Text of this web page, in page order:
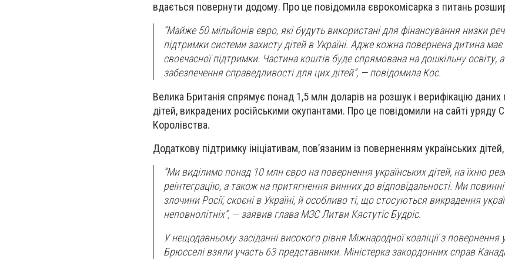
вдається повернути додому. Про це повідомила єврокомісарка з питань
“Майже 50 мільйонів євро, які будуть використані для фінансування низки
підтримки системи захисту дітей в Україні. Адже кожна повернена дитина
своєчасної підтримки. Частина коштів буде спрямована на дошкільну освіту,
забезпечення справедливості для цих дітей”, — повідомила Кос.
Велика Британія спрямує понад 1,5 млн доларів на розшук і верифікацію даних
дітей, викрадених російськими окупантами. Про це повідомили на сайті уряду
Королівства.
Додаткову підтримку ініціативам, пов’язаним із поверненням українських
“Ми виділимо понад 10 млн євро на повернення українських дітей, на їхню
реінтеграцію, а також на притягнення винних до відповідальності. Ми повинні
злочини Росії, скоєні в Україні, й особливо ті, що стосуються викрадення
неповнолітніх”, — заявив глава МЗС Литви Кястутіс Будріс.
У нещодавньому засіданні високого рівня Міжнародної коаліції з повернення
Брюсселі взяли участь 63 представники. Міністерка закордонних справ